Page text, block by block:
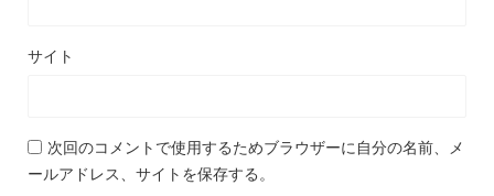
サイト
次回のコメントで使用するためブラウザーに自分の名前、メ
ールアドレス、サイトを保存する。